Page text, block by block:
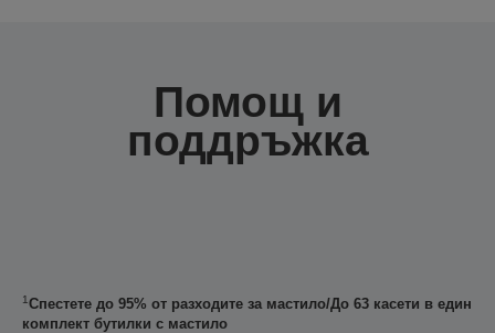
Помощ и
поддръжка
1Спестете до 95% от разходите за мастило/До 63 касети в един
комплект бутилки с мастило